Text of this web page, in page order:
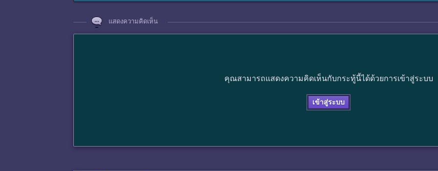
แสดงความคิดเห็น
คุณสามารถแสดงความคิดเห็นกับกระทู้นี้ได้ด้วยการเข้าสู่ระบบ
เข้าสู่ระบบ